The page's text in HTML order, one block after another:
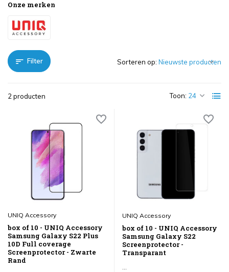
Onze merken
Filter
2 producten Toon:
Sorteren op:
UNIQ Accessory
box of 10 - UNIQ Accessory
Samsung Galaxy S22 Plus
10D Full coverage
Screenprotector - Zwarte
Rand
UNIQ Accessory
box of 10 - UNIQ Accessory
Samsung Galaxy S22
Screenprotector -
Transparant